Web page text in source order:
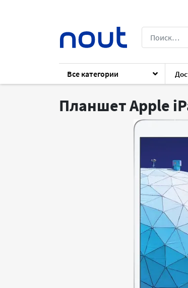
Все категории
Каталог Гаджеты
Планшет Apple